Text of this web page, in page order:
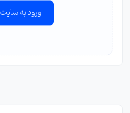
ورود به سایت